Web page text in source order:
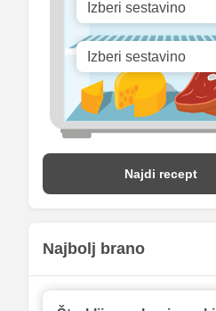
Najdi recept
Najbolj brano